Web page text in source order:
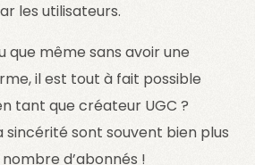
les utilisateurs.
que même sans avoir une
il est tout à fait possible
tant que créateur UGC ?
sincérité sont souvent bien plus
d’abonnés !